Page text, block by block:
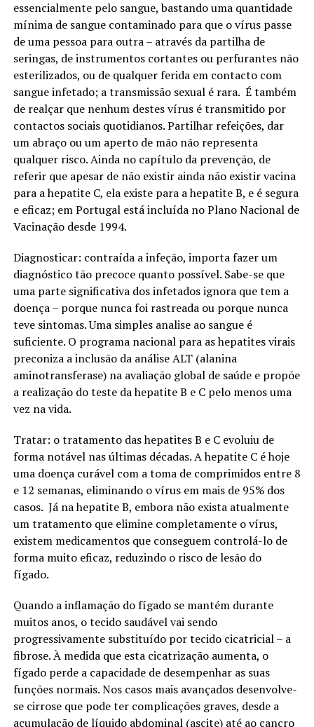
essencialmente pelo sangue, bastando uma quantidade
mínima de sangue contaminado para que o vírus passe
de uma pessoa para outra – através da partilha de
seringas, de instrumentos cortantes ou perfurantes não
esterilizados, ou de qualquer ferida em contacto com
sangue infetado; a transmissão sexual é rara. É também
de realçar que nenhum destes vírus é transmitido por
contactos sociais quotidianos. Partilhar refeições, dar
um abraço ou um aperto de mão não representa
qualquer risco. Ainda no capítulo da prevenção, de
referir que apesar de não existir ainda não existir vacina
para a hepatite C, ela existe para a hepatite B, e é segura
e eficaz; em Portugal está incluída no Plano Nacional de
Vacinação desde 1994.
Diagnosticar: contraída a infeção, importa fazer um
diagnóstico tão precoce quanto possível. Sabe-se que
uma parte significativa dos infetados ignora que tem a
doença – porque nunca foi rastreada ou porque nunca
teve sintomas. Uma simples analise ao sangue é
suficiente. O programa nacional para as hepatites virais
preconiza a inclusão da análise ALT (alanina
aminotransferase) na avaliação global de saúde e propõe
a realização do teste da hepatite B e C pelo menos uma
vez na vida.
Tratar: o tratamento das hepatites B e C evoluiu de
forma notável nas últimas décadas. A hepatite C é hoje
uma doença curável com a toma de comprimidos entre 8
e 12 semanas, eliminando o vírus em mais de 95% dos
casos. Já na hepatite B, embora não exista atualmente
um tratamento que elimine completamente o vírus,
existem medicamentos que conseguem controlá-lo de
forma muito eficaz, reduzindo o risco de lesão do
fígado.
Quando a inflamação do fígado se mantém durante
muitos anos, o tecido saudável vai sendo
progressivamente substituído por tecido cicatricial – a
fibrose. À medida que esta cicatrização aumenta, o
fígado perde a capacidade de desempenhar as suas
funções normais. Nos casos mais avançados desenvolve-
se cirrose que pode ter complicações graves, desde a
acumulação de líquido abdominal (ascite) até ao cancro